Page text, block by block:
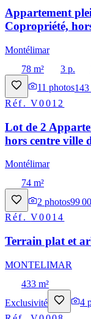
Appartement
Copropriété,
Montélimar
78 m²
3 p.
11 photos
Réf.V0012
Lot de 2
hors centre ville
Montélimar
74 m²
2 photos99
Réf.V0014
Terrain plat et
MONTELIMAR
433 m²
Exclusivité
4